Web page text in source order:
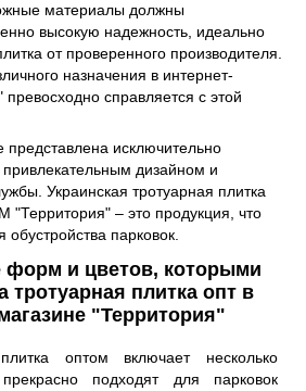
материалы должны
высокую надежность, идеально
от проверенного производителя.
назначения в интернет-
справляется с этой
исключительно
дизайном и
Украинская тротуарная плитка
"Территория" – это продукция, что
парковок.
форм и цветов, которыми
тротуарная плитка опт в
"Территория"
оптом включает несколько
подходят для парковок